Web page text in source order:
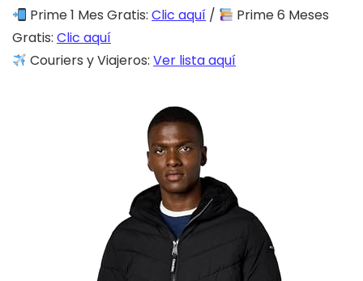
Prime 1 Mes Gratis:Clic aquí /
Prime 6 Meses
Gratis: Clic aquí
Couriers y Viajeros:Ver lista aquí